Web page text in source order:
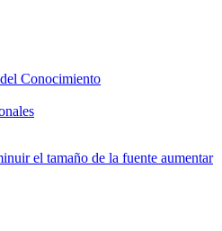
Conocimiento
el tamaño de la fuente aumentar